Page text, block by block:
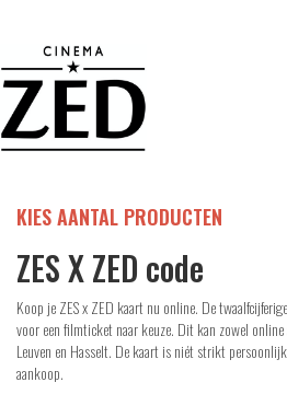
KIES AANTAL PRODUCTEN
ZES X ZED code
Koop je ZES x ZED kaart nu online. De
voor een filmticket naar keuze. Dit kan zowel online
Leuven en Hasselt. De kaart is niét strikt
aankoop.